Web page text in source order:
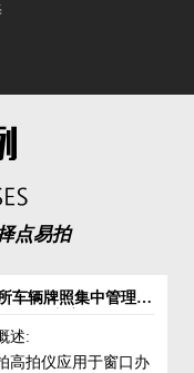
点易拍
车辆牌照集中管理解
述:
高拍仪应用于窗口办